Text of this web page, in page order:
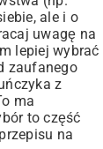
ale i o
uwagę na
lepiej wybrać
zaufanego
z
ma
to część
na